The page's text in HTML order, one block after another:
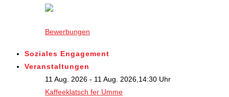
Bewerbungen
Soziales Engagement
Veranstaltungen
11 Aug. 2026 - 11 Aug. 2026,14:30 Uhr
Kaffeeklatsch fer Umme